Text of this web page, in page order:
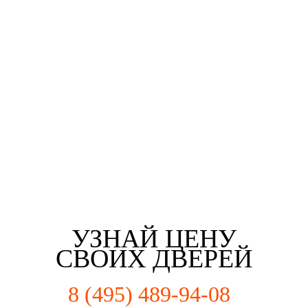
УЗНАЙ ЦЕНУ
СВОИХ ДВЕРЕЙ
8 (495) 489-94-08